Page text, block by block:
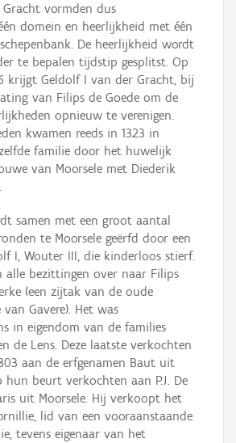
Gracht vormden dus
domein en heerlijkheid met één
De heerlijkheid wordt
te bepalen tijdstip gesplitst. Op
krijgt Geldolf I van der Gracht, bij
van Filips de Goede om de
opnieuw te verenigen.
kwamen reeds in 1323 in
familie door het huwelijk
van Moorsele met Diederik
samen met een groot aantal
te Moorsele geërfd door een
I, Wouter III, die kinderloos stierf.
alle bezittingen over naar Filips
(een zijtak van de oude
Gavere). Het was
in eigendom van de families
de Lens. Deze laatste verkochten
aan de erfgenamen Baut uit
beurt verkochten aan P.J. De
uit Moorsele. Hij verkoopt het
lid van een vooraanstaande
tevens eigenaar van het